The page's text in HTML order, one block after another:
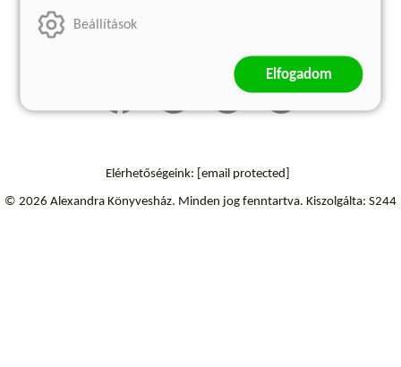
Szállítási információk
Elérhetőségeink: [email protected]
© 2026 Alexandra Könyvesház. Minden jog fenntartva. Kiszolgálta: S244
Beállítások
Elfogadom